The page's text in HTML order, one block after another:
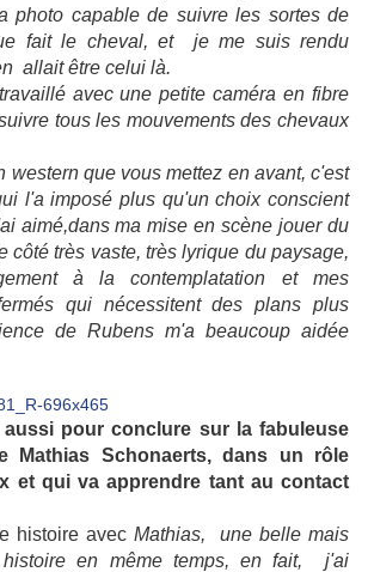
photo capable de suivre les sortes de
fait le cheval, et je me suis rendu
allait être celui là.
avec une petite caméra en fibre
tous les mouvements des chevaux
western que vous mettez en avant, c'est
l'a imposé plus qu'un choix conscient
aimé,dans ma mise en scène jouer du
côté très vaste, très lyrique du paysage,
à la contemplatation et mes
qui nécessitent des plans plus
de Rubens m'a beaucoup aidée
aussi pour conclure sur la fabuleuse
Mathias Schonaerts, dans un rôle
et qui va apprendre tant au contact
histoire avec Mathias, une belle mais
en même temps, en fait, j'ai